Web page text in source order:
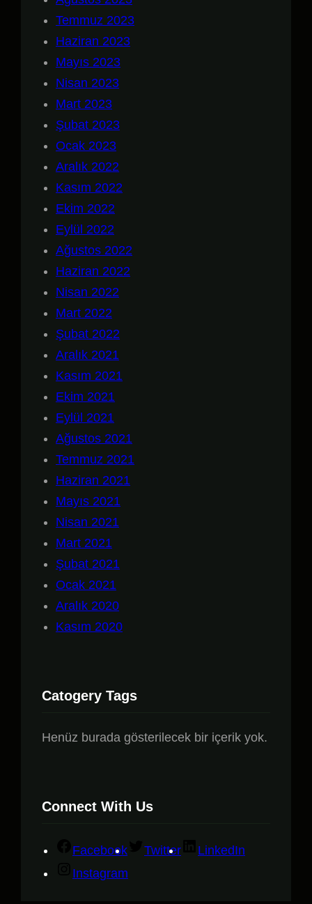
Temmuz 2023
Haziran 2023
Mayıs 2023
Nisan 2023
Mart 2023
Şubat 2023
Ocak 2023
Aralık 2022
Kasım 2022
Ekim 2022
Eylül 2022
Ağustos 2022
Haziran 2022
Nisan 2022
Mart 2022
Şubat 2022
Aralık 2021
Kasım 2021
Ekim 2021
Eylül 2021
Ağustos 2021
Temmuz 2021
Haziran 2021
Mayıs 2021
Nisan 2021
Mart 2021
Şubat 2021
Ocak 2021
Aralık 2020
Kasım 2020
Catogery Tags
Henüz burada gösterilecek bir içerik yok.
Connect With Us
Facebook Twitter
LinkedIn
Instagram